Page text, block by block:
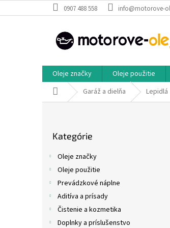
na
0907 488 558 info@motorove-
Oleje značky Oleje použitie
Domov Garáž a dielňa Lepidlá
kategórie
Kategórie
Oleje značky
Oleje použitie
Prevádzkové náplne
Aditíva a prísady
Čistenie a kozmetika
Doplnky a príslušenstvo